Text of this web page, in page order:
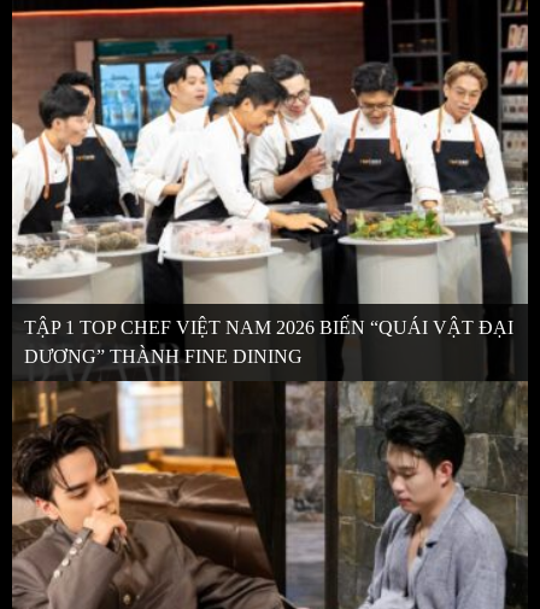
TẬP 1 TOP CHEF VIỆT NAM 2026 BIẾN “QUÁI VẬT ĐẠI
DƯƠNG” THÀNH FINE DINING